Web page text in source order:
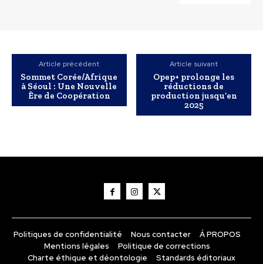
Article précédent
Sommet Corée/Afrique
à Séoul : Une Nouvelle
Ère de Coopération
Article suivant
Opep+ prolonge les
réductions de
production jusqu’en
2025
Politiques de confidentialité Nous contacter
Á PROPOS
Mentions légales
Politique de corrections
Charte éthique et déontologie
Standards éditoriaux